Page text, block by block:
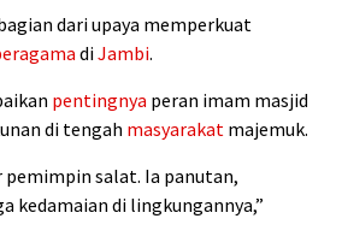
dari upaya memperkuat
diJambi.
pentingnya peran imam masjid
di tengah masyarakat majemuk.
pemimpin salat. Ia panutan,
kedamaian di lingkungannya,”